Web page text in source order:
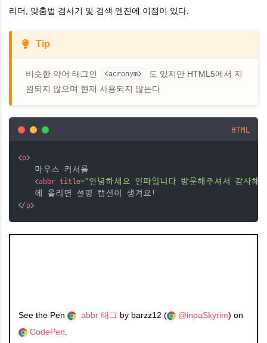
리더, 맞춤법 검사기 및 검색 엔진에 이점이 있다.
Tip
비슷한 약어 태그인 <acronym>
도 있지만 HTML5에서 지
원되지 않으며 현재 사용되지 않는다
HTML
<p>
    마우스 커서를
    <
abbr title="안녕하세요 인파입니다 방문해주셔서 감사해
    에 올리면 설명 캡션이 생겨요!
</ p>
See the Pen abbr 태그 by barzz12 ( @inpaSkyrim) on
CodePen